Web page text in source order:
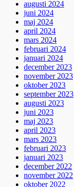
augusti 2024
juni 2024
maj 2024
april 2024
mars 2024
februari 2024
januari 2024
december 2023
november 2023
oktober 2023
september 2023
augusti 2023
juni 2023
maj 2023
april 2023
mars 2023
februari 2023
januari 2023
december 2022
november 2022
oktober 2022